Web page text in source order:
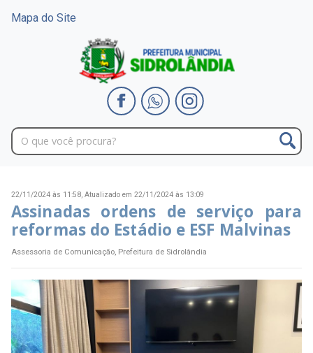
Mapa do Site
22/11/2024 às 11:58, Atualizado em 22/11/2024 às 13:09
Assinadas ordens de serviço para
reformas do Estádio e ESF Malvinas
Assessoria de Comunicação, Prefeitura de Sidrolândia